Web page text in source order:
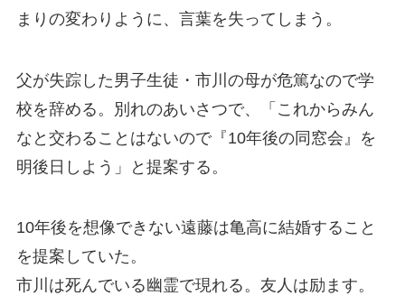
まりの変わりように、言葉を失ってしまう。
父が失踪した男子生徒・市川の母が危篤なので学
校を辞める。別れのあいさつで、「これからみん
なと交わることはないので『10年後の同窓会』を
明後日しよう」と提案する。
10年後を想像できない遠藤は亀高に結婚すること
を提案していた。
市川は死んでいる幽霊で現れる。友人は励ます。